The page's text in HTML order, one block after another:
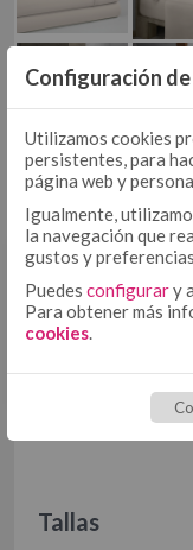
HIELO PERLA
Tallas
Configuración
Utilizamos cookies
persistentes, para
página web y
Igualmente,
la navegación que
gustos y
Puedes configurary
Para obtener más
cookies.